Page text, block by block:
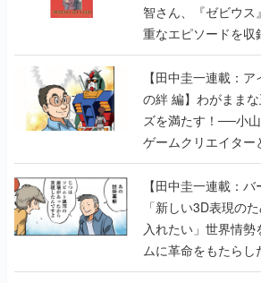
智さん、『ゼビウ
重なエピソードを収
【田中圭一連載：アイ
の絆 編】わがまま
ズを満たす！──小
ゲームクリエイター
【若ゲのいたり最終
【田中圭一連載：
「新しい3D表現の
入れたい」世界情
ムに革命をもたら
のいたり】